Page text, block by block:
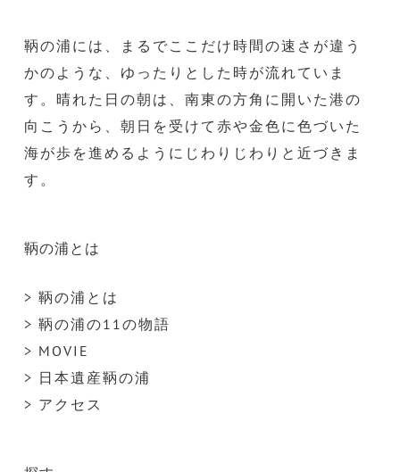
鞆の浦には、まるでここだけ時間の速さが違う
かのような、ゆったりとした時が流れていま
す。晴れた日の朝は、南東の方角に開いた港の
向こうから、朝日を受けて赤や金色に色づいた
海が歩を進めるようにじわりじわりと近づきま
す。
鞆の浦とは
> 鞆の浦とは
> 鞆の浦の11の物語
> MOVIE
> 日本遺産鞆の浦
> アクセス